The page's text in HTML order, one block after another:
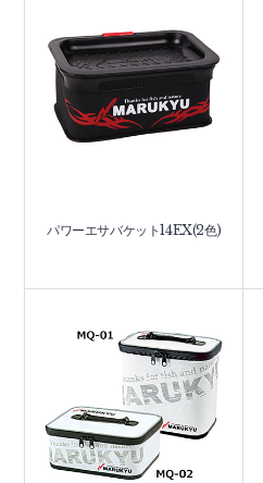
パワーエサバケット14EX(2色)